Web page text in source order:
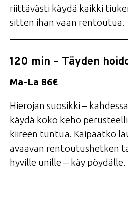
riittävästi käydä kaikki
sitten ihan vaan rentoutua.
Ma-La 86€
120 min – Täyden
Hierojan suosikki –
käydä koko keho
kiireen tuntua. Kaipaatko
avaavan rentoutushetken
hyville unille – käy pöydälle.